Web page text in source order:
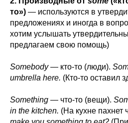
то») — используются в
предложениях и иногда в
хотим услышать
предлагаем свою помощь)
Somebody— кто-то (люди).
umbrella here. (Кто-то оставил
Something — что-то (вещи).
in the kitchen. (На кухне пахнет